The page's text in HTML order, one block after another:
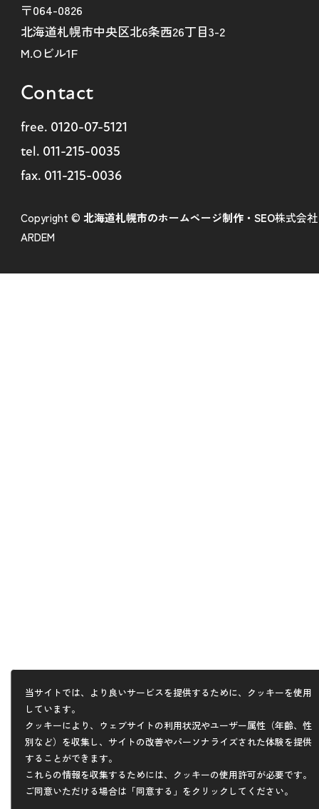
当サイトでは、より良いサービスを提供するために、クッキーを使用
しています。
クッキーにより、ウェブサイトの利用状況やユーザー属性（年齢、性
別など）を収集し、サイトの改善やパーソナライズされた体験を提供
することができます。
これらの情報を収集するためには、クッキーの使用許可が必要です。
ご同意いただける場合は「同意する」をクリックしてください。
〒064-0826
北海道札幌市中央区北6条西26丁目3-2
M.Oビル1F
Contact
free. 0120-07-5121
tel. 011-215-0035
fax. 011-215-0036
Copyright © 北海道札幌市のホームページ制作・SEO株式会社
ARDEM